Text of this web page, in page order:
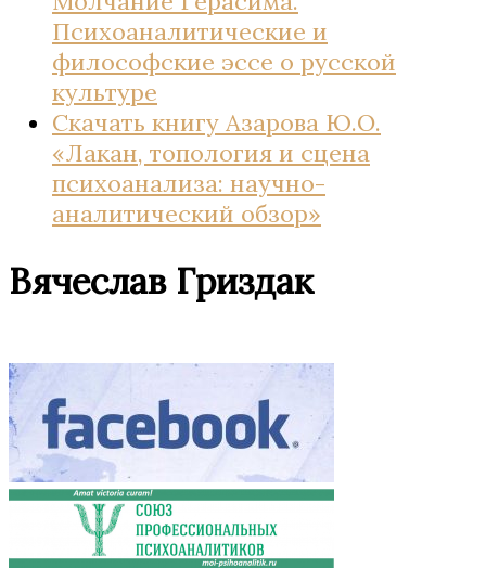
Психоаналитические и
философские эссе о русской
культуре
Скачать книгу Азарова Ю.О.
«Лакан, топология и сцена
психоанализа: научно-
аналитический обзор»
Вячеслав Гриздак